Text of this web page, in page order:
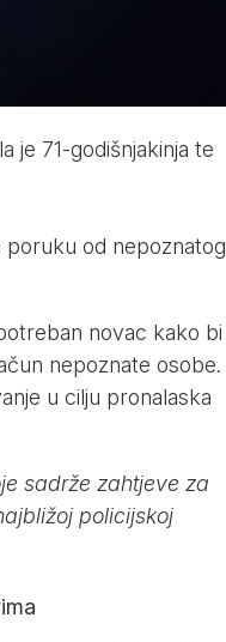
je 71-godišnjakinja te
od nepoznatog
novac kako bi
nepoznate osobe.
u cilju pronalaska
sadrže zahtjeve za
policijskoj